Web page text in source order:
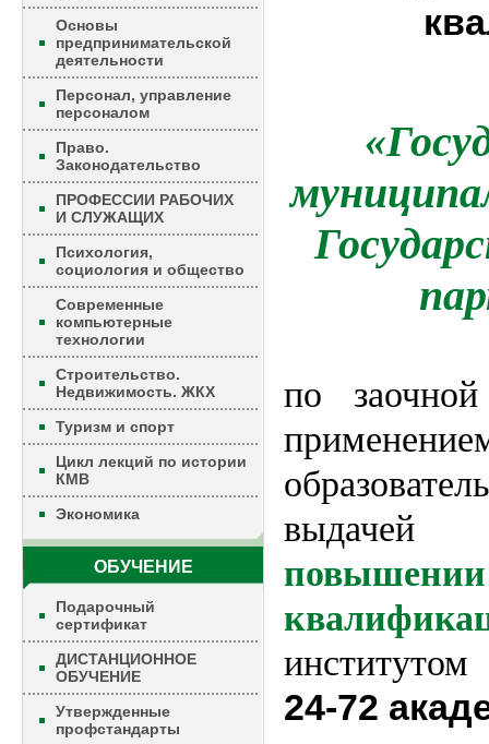
Основы
предпринимательской
деятельности
Персонал, управление
персоналом
Право.
Законодательство
ПРОФЕССИИ РАБОЧИХ
И СЛУЖАЩИХ
Психология,
социология и общество
Современные
компьютерные
технологии
Строительство.
Недвижимость. ЖКХ
Туризм и спорт
Цикл лекций по истории
КМВ
Экономика
ОБУЧЕНИЕ
Подарочный
сертификат
ДИСТАНЦИОННОЕ
ОБУЧЕНИЕ
Утвержденные
профстандарты
по
повышении
24-72